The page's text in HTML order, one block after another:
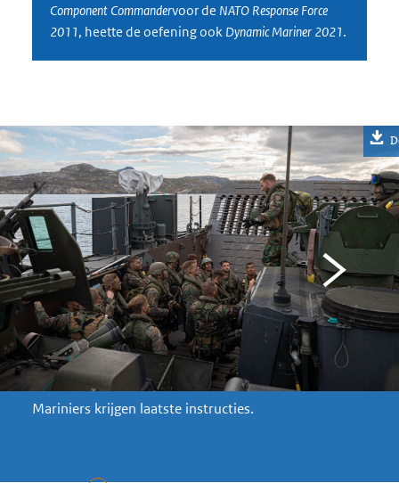
Component Commandervoor de NATO Response Force
2011, heette de oefening ook Dynamic Mariner 2021.
Mariniers krijgen laatste instructies.